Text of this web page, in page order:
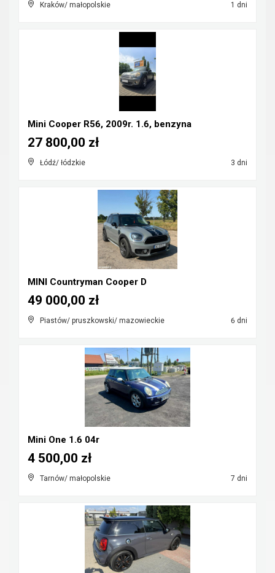
Kraków/ małopolskie 1 dni
Mini Cooper R56, 2009r. 1.6, benzyna
Łódź/ łódzkie 3 dni
27 800,00 zł
MINI Countryman Cooper D
Piastów/ pruszkowski/ mazowieckie 6 dni
49 000,00 zł
Mini One 1.6 04r
Tarnów/ małopolskie 7 dni
4 500,00 zł